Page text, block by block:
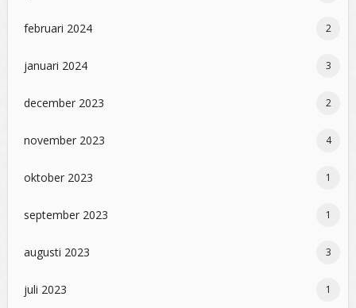
februari 2024 2
januari 2024 3
december 2023 2
november 2023 4
oktober 2023 1
september 2023 1
augusti 2023 3
juli 2023 1